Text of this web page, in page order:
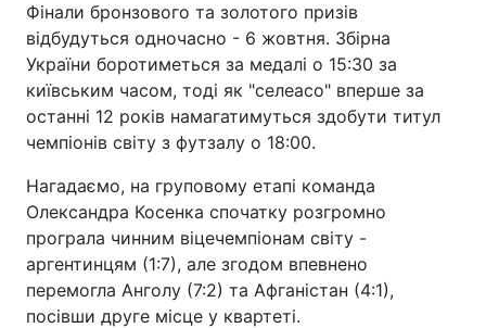
Фінали бронзового та золотого призів
відбудуться одночасно - 6 жовтня. Збірна
України боротиметься за медалі о 15:30 за
київським часом, тоді як "селеасо" вперше за
останні 12 років намагатимуться здобути титул
чемпіонів світу з футзалу о 18:00.
Нагадаємо, на груповому етапі команда
Олександра Косенка спочатку розгромно
програла чинним віцечемпіонам світу -
аргентинцям (1:7), але згодом впевнено
перемогла Анголу (7:2) та Афганістан (4:1),
посівши друге місце у квартеті.